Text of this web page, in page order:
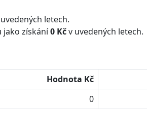
letech.
jako získání0 Kčv uvedených letech.
Hodnota Kč
0